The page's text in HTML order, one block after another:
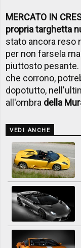
MERCATO IN
propria targhetta
stato ancora reso
per non farsela
piuttosto pesante.
che corrono,
dopotutto,
all'ombra della
VEDI ANCHE